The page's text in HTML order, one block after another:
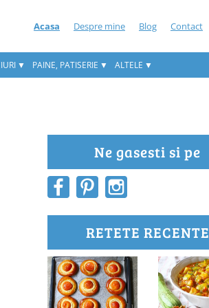
Acasa Despre mine Blog Contact
PAINE, PATISERIE ALTELE
Ne gasesti si pe
RETETE RECENTE